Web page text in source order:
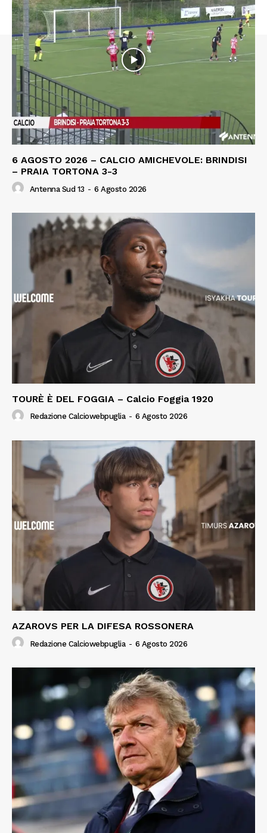
6 AGOSTO 2026 – CALCIO AMICHEVOLE: BRINDISI
– PRAIA TORTONA 3-3
Antenna Sud 13 - 6 Agosto 2026
TOURÈ È DEL FOGGIA – Calcio Foggia 1920
Redazione Calciowebpuglia - 6 Agosto 2026
AZAROVS PER LA DIFESA ROSSONERA
Redazione Calciowebpuglia - 6 Agosto 2026